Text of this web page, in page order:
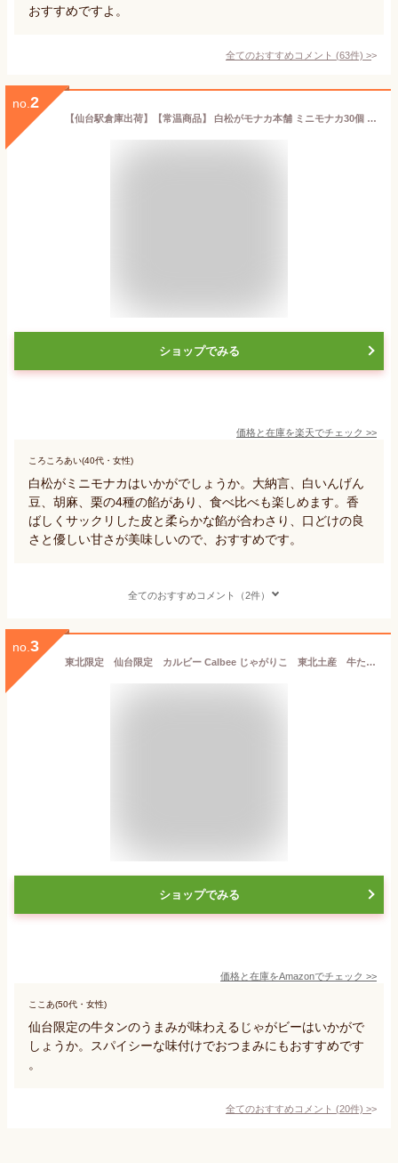
おすすめですよ。
全てのおすすめコメント (63件) >
no. 2
【仙台駅倉庫出荷】【常温商品】 白松がモナカ本舗 ミニモナカ30個 東北 お土産 みやげ 東北みやげ お菓子 スイーツ グルメ お中元 お取り寄せ ギフト プレゼント のし可 御歳暮 内祝い
ショップでみる
価格と在庫を楽天でチェック >>
ころころあい(40代・女性)
白松がミニモナカはいかがでしょうか。大納言、白いんげん
豆、胡麻、栗の4種の餡があり、食べ比べも楽しめます。香
ばしくサックリした皮と柔らかな餡が合わさり、口どけの良
さと優しい甘さが美味しいので、おすすめです。
全てのおすすめコメント（2件）
no. 3
東北限定 仙台限定 カルビー Calbee じゃがりこ 東北土産 牛たん味 食べ出したらキリンがないんだべ 香ばしく焼き上げた、牛たんの旨み 牛たん味フレーク スナック菓子 160g (20gx8袋）牛たん 牛タン
ショップでみる
価格と在庫をAmazonでチェック >>
ここあ(50代・女性)
仙台限定の牛タンのうまみが味わえるじゃがビーはいかがで
しょうか。スパイシーな味付けでおつまみにもおすすめです
。
全てのおすすめコメント (20件) >